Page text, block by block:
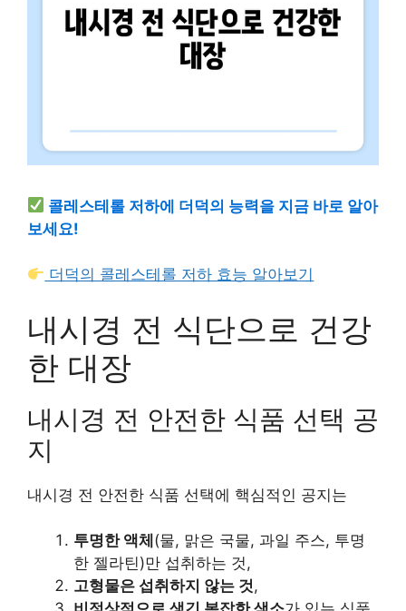
콜레스테롤 저하에 더덕의 능력을 지금 바로 알아
보세요!
더덕의 콜레스테롤 저하 효능 알아보기
내시경 전 식단으로 건강
한 대장
내시경 전 안전한 식품 선택 공
지
내시경 전 안전한 식품 선택에 핵심적인 공지는
투명한 액체 (물, 맑은 국물, 과일 주스, 투명
한 젤라틴)만 섭취하는 것,
고형물은 섭취하지 않는 것,